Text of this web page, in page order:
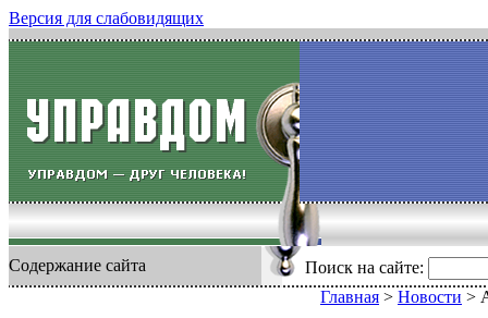
Версия для слабовидящих
Содержание сайта Поиск на сайте:
Главная > Новости >